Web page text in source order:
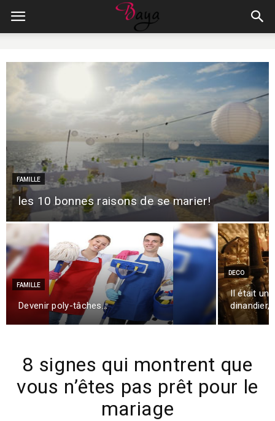
FAMILLE
les 10 bonnes raisons de se marier!
FAMILLE
Devenir poly-tâches…
DECO
Il était
dinandier,
8 signes qui montrent que
vous n’êtes pas prêt pour le
mariage